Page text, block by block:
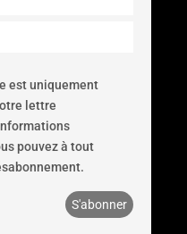
est uniquement
lettre
pouvez à tout